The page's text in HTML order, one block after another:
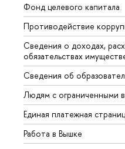
Фонд целевого капитала
Противодействие
Сведения о доходах,
обязательствах
Сведения об
Людям с ограниченными
Единая платежная
Работа в Вышке